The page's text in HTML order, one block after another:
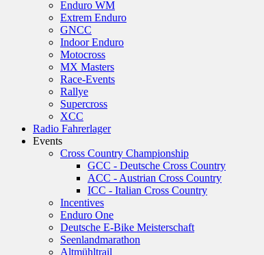
Enduro WM
Extrem Enduro
GNCC
Indoor Enduro
Motocross
MX Masters
Race-Events
Rallye
Supercross
XCC
Radio Fahrerlager
Events
Cross Country Championship
GCC - Deutsche Cross Country
ACC - Austrian Cross Country
ICC - Italian Cross Country
Incentives
Enduro One
Deutsche E-Bike Meisterschaft
Seenlandmarathon
Altmühltrail